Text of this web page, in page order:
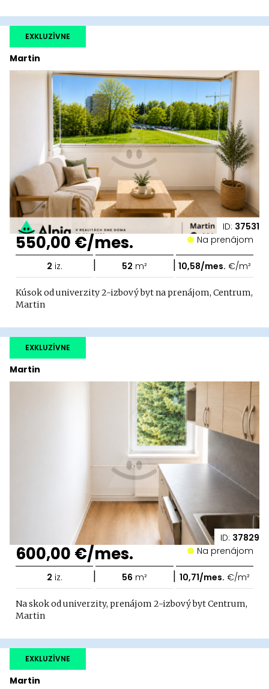
ID: 37531
Martin
EXKLUZÍVNE
550,00 €/mes. Na prenájom
2 iz. | 52 m² | 10,58/mes. €/m²
Kúsok od univerzity 2-izbový byt na prenájom, Centrum,
Martin
ID: 37829
Martin
EXKLUZÍVNE
600,00 €/mes. Na prenájom
2 iz. | 56 m² | 10,71/mes. €/m²
Na skok od univerzity, prenájom 2-izbový byt Centrum,
Martin
Martin
EXKLUZÍVNE